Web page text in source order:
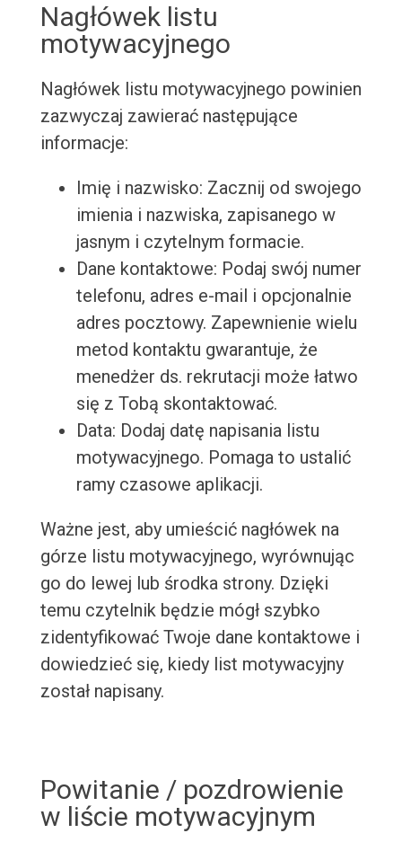
Nagłówek listu
motywacyjnego
Nagłówek listu motywacyjnego powinien
zazwyczaj zawierać następujące
informacje:
Imię i nazwisko: Zacznij od swojego
imienia i nazwiska, zapisanego w
jasnym i czytelnym formacie.
Dane kontaktowe: Podaj swój numer
telefonu, adres e-mail i opcjonalnie
adres pocztowy. Zapewnienie wielu
metod kontaktu gwarantuje, że
menedżer ds. rekrutacji może łatwo
się z Tobą skontaktować.
Data: Dodaj datę napisania listu
motywacyjnego. Pomaga to ustalić
ramy czasowe aplikacji.
Ważne jest, aby umieścić nagłówek na
górze listu motywacyjnego, wyrównując
go do lewej lub środka strony. Dzięki
temu czytelnik będzie mógł szybko
zidentyfikować Twoje dane kontaktowe i
dowiedzieć się, kiedy list motywacyjny
został napisany.
Powitanie / pozdrowienie
w liście motywacyjnym